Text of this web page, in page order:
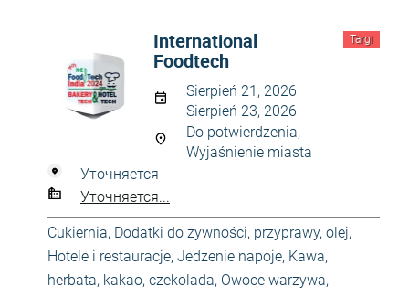
Targi
International
Foodtech
Sierpień 21, 2026
Sierpień 23, 2026
Do potwierdzenia,
Wyjaśnienie miasta
Уточняется
Уточняется...
Cukiernia, Dodatki do żywności, przyprawy, olej,
Hotele i restauracje, Jedzenie napoje, Kawa,
herbata, kakao, czekolada, Owoce warzywa,